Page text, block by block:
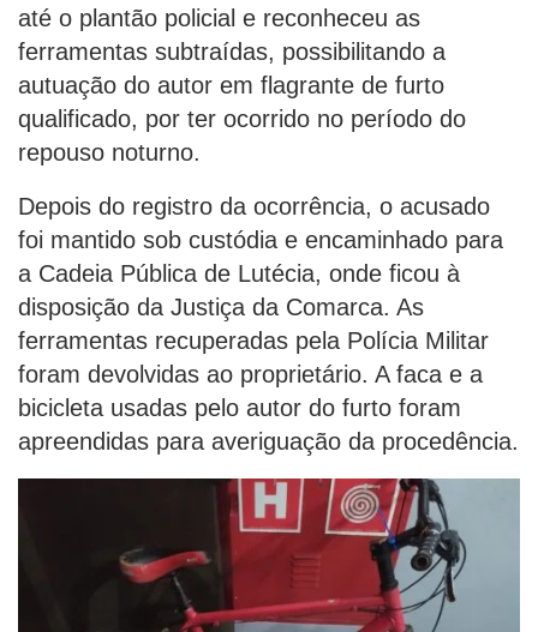
até o plantão policial e reconheceu as
ferramentas subtraídas, possibilitando a
autuação do autor em flagrante de furto
qualificado, por ter ocorrido no período do
repouso noturno.
Depois do registro da ocorrência, o acusado
foi mantido sob custódia e encaminhado para
a Cadeia Pública de Lutécia, onde ficou à
disposição da Justiça da Comarca. As
ferramentas recuperadas pela Polícia Militar
foram devolvidas ao proprietário. A faca e a
bicicleta usadas pelo autor do furto foram
apreendidas para averiguação da procedência.